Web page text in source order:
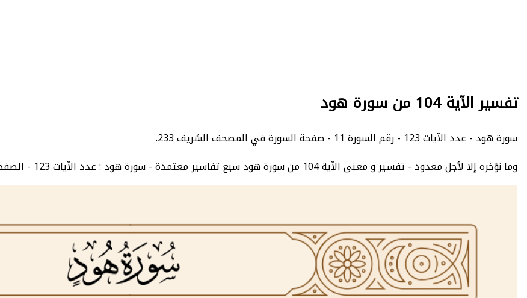
تفسير الآية 104 من سورة هود
سورة هود - عدد الآيات 123 - رقم السورة 11 - صفحة السورة في المصحف الشريف 233.
وما نؤخره إلا لأجل معدود - تفسير و معنى الآية 104 من سورة هود سبع تفاسير معتمدة - سورة هود : عدد الآيات 123 - الصفحة 233 - الجزء 12.